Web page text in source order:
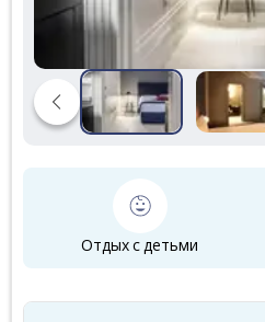
Отдых с детьми